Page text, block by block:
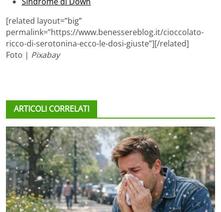
[related layout=”big”
permalink=”https://www.benessereblog.it/cioccolato-
ricco-di-serotonina-ecco-le-dosi-giuste”][/related]
Foto | Pixabay
ARTICOLI CORRELATI